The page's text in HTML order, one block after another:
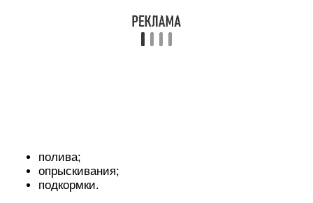
полива;
опрыскивания;
подкормки.